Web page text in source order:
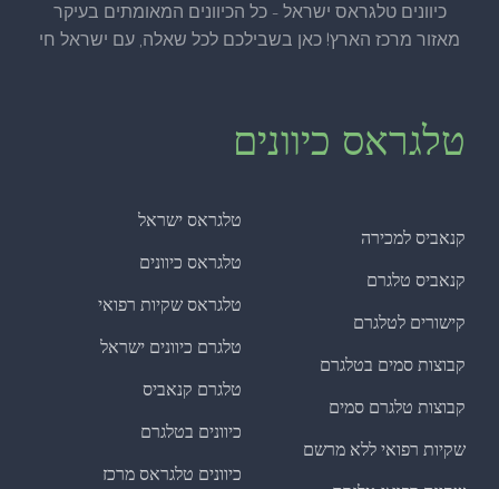
כיוונים טלגראס ישראל - כל הכיוונים המאומתים בעיקר
מאזור מרכז הארץ! כאן בשבילכם לכל שאלה, עם ישראל חי
טלגראס כיוונים
טלגראס ישראל
טלגראס כיוונים
טלגראס שקיות רפואי
טלגרם כיוונים ישראל
טלגרם קנאביס
כיוונים בטלגרם
כיוונים טלגראס מרכז
קנאביס למכירה
קנאביס טלגרם
קישורים לטלגרם
קבוצות סמים בטלגרם
קבוצות טלגרם סמים
שקיות רפואי ללא מרשם